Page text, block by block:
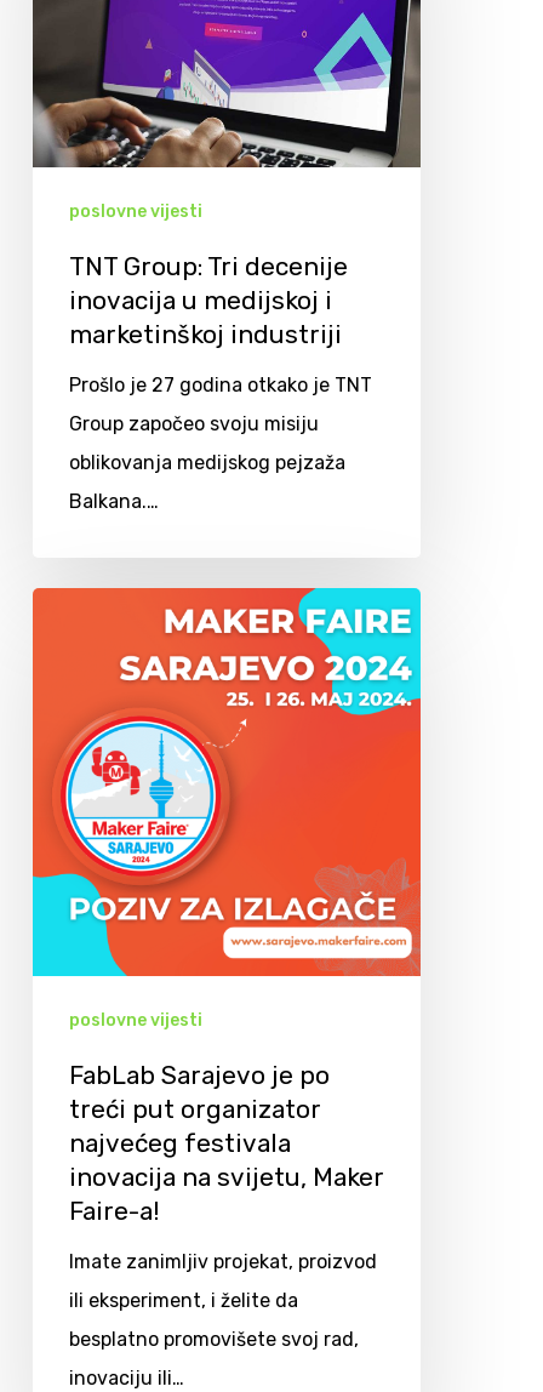
poslovne vijesti
TNT Group: Tri decenije
inovacija u medijskoj i
marketinškoj industriji
Prošlo je 27 godina otkako je TNT
Group započeo svoju misiju
oblikovanja medijskog pejzaža
Balkana.…
poslovne vijesti
FabLab Sarajevo je po
treći put organizator
najvećeg festivala
inovacija na svijetu, Maker
Faire-a!
Imate zanimljiv projekat, proizvod
ili eksperiment, i želite da
besplatno promovišete svoj rad,
inovaciju ili…